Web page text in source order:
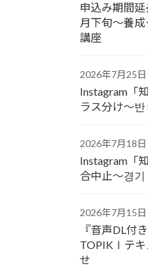
申込み期間
月下旬～養
講座
2026年7月25日
Instagram「
ラス分け～반
2026年7月18日
Instagram「
合中止～경기
2026年7月15日
『音声DL付
TOPIKⅠテキ
せ